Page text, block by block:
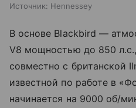
Источник: Hennessey
В основе Blackbird —
V8 мощностью до 850
совместно с британской
известной по работе в
начинается на 9000 об/